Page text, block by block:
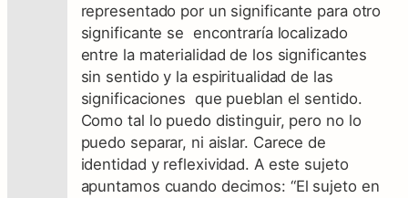
representado por un significante para otro
significante se encontraría localizado
entre la materialidad de los significantes
sin sentido y la espiritualidad de las
significaciones que pueblan el sentido.
Como tal lo puedo distinguir, pero no lo
puedo separar, ni aislar. Carece de
identidad y reflexividad. A este sujeto
apuntamos cuando decimos: “El sujeto en